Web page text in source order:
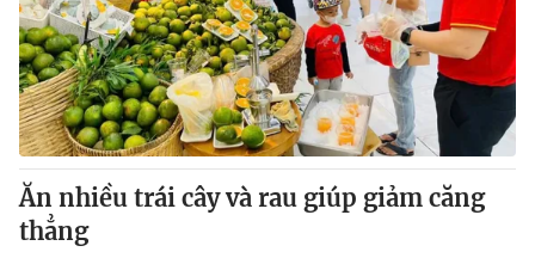
Ăn nhiều trái cây và rau giúp giảm căng
thẳng